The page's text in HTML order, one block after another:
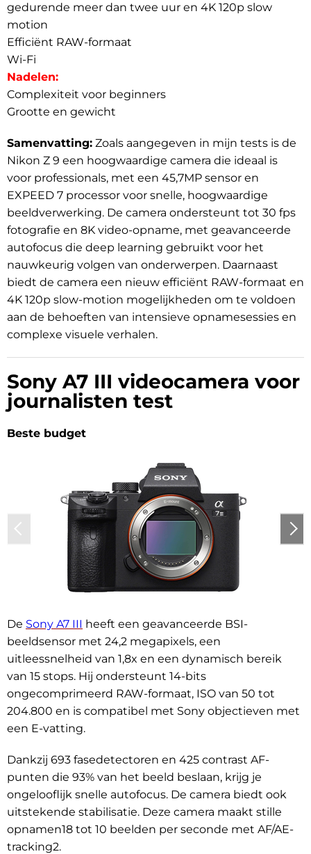
gedurende meer dan twee uur en 4K 120p slow
motion
Efficiënt RAW-formaat
Wi-Fi
Nadelen:
Complexiteit voor beginners
Grootte en gewicht
Samenvatting: Zoals aangegeven in mijn tests is de
Nikon Z 9 een hoogwaardige camera die ideaal is
voor professionals, met een 45,7MP sensor en
EXPEED 7 processor voor snelle, hoogwaardige
beeldverwerking. De camera ondersteunt tot 30 fps
fotografie en 8K video-opname, met geavanceerde
autofocus die deep learning gebruikt voor het
nauwkeurig volgen van onderwerpen. Daarnaast
biedt de camera een nieuw efficiënt RAW-formaat en
4K 120p slow-motion mogelijkheden om te voldoen
aan de behoeften van intensieve opnamesessies en
complexe visuele verhalen.
Sony A7 III videocamera voor
journalisten test
Beste budget
De Sony A7 III heeft een geavanceerde BSI-
beeldsensor met 24,2 megapixels, een
uitleessnelheid van 1,8x en een dynamisch bereik
van 15 stops. Hij ondersteunt 14-bits
ongecomprimeerd RAW-formaat, ISO van 50 tot
204.800 en is compatibel met Sony objectieven met
een E-vatting.
Dankzij 693 fasedetectoren en 425 contrast AF-
punten die 93% van het beeld beslaan, krijg je
ongelooflijk snelle autofocus. De camera biedt ook
uitstekende stabilisatie. Deze camera maakt stille
opnamen18 tot 10 beelden per seconde met AF/AE-
tracking2.